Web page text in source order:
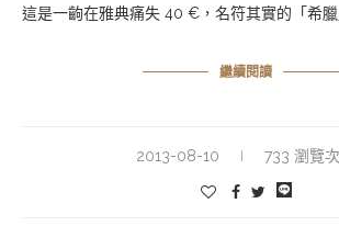
這是一齣在雅典痛失 40 €，名符其實的「希臘
繼續閱讀
2013-08-10 733 瀏覽